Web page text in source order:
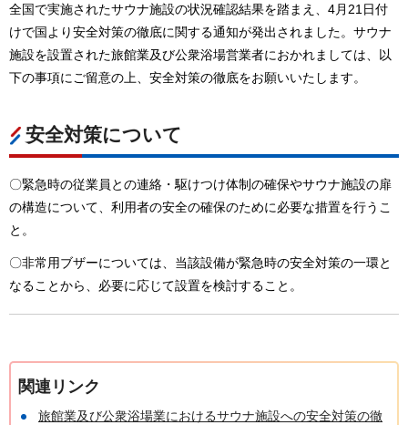
全国で実施されたサウナ施設の状況確認結果を踏まえ、4月21日付
けで国より安全対策の徹底に関する通知が発出されました。サウナ
施設を設置された旅館業及び公衆浴場営業者におかれましては、以
下の事項にご留意の上、安全対策の徹底をお願いいたします。
安全対策について
〇緊急時の従業員との連絡・駆けつけ体制の確保やサウナ施設の扉
の構造について、利用者の安全の確保のために必要な措置を行うこ
と。
〇非常用ブザーについては、当該設備が緊急時の安全対策の一環と
なることから、必要に応じて設置を検討すること。
関連リンク
旅館業及び公衆浴場業におけるサウナ施設への安全対策の徹